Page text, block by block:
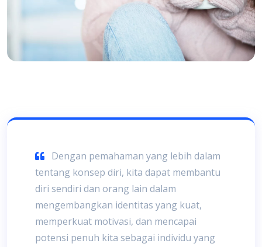
Dengan pemahaman yang lebih dalam
tentang konsep diri, kita dapat membantu
diri sendiri dan orang lain dalam
mengembangkan identitas yang kuat,
memperkuat motivasi, dan mencapai
potensi penuh kita sebagai individu yang